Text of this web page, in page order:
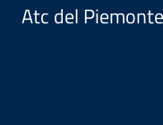
Atc del